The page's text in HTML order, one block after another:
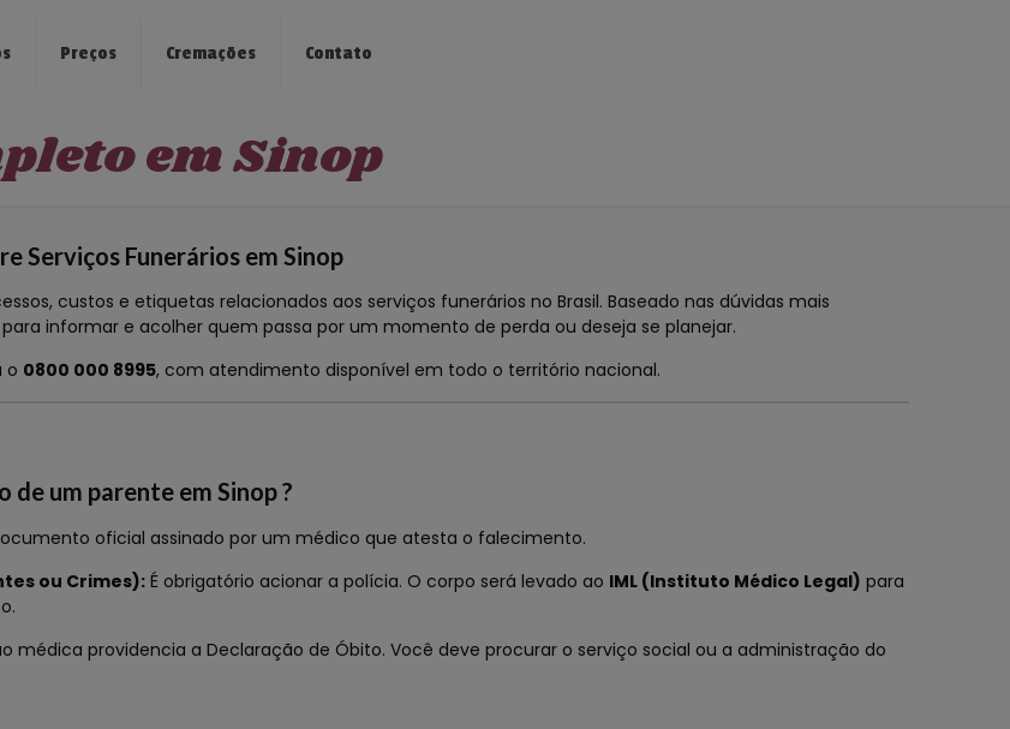
Preços Cremações Contato
em Sinop
Serviços Funerários em Sinop
custos e etiquetas relacionados aos serviços funerários no Brasil. Baseado nas dúvidas mais
informar e acolher quem passa por um momento de perda ou deseja se planejar.
o 0800 000 8995, com atendimento disponível em todo o território nacional.
um parente em Sinop ?
oficial assinado por um médico que atesta o falecimento.
ou Crimes): É obrigatório acionar a polícia. O corpo será levado ao IML (Instituto Médico Legal) para
médica providencia a Declaração de Óbito. Você deve procurar o serviço social ou a administração do